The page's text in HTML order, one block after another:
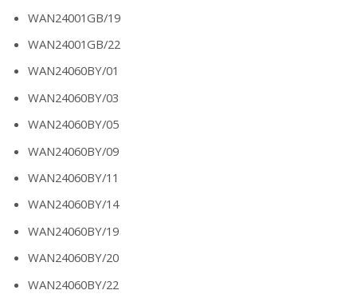
WAN24001GB/19
WAN24001GB/22
WAN24060BY/01
WAN24060BY/03
WAN24060BY/05
WAN24060BY/09
WAN24060BY/11
WAN24060BY/14
WAN24060BY/19
WAN24060BY/20
WAN24060BY/22